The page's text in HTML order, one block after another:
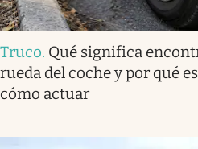
Truco. Qué significa
rueda del coche y por qué
cómo actuar